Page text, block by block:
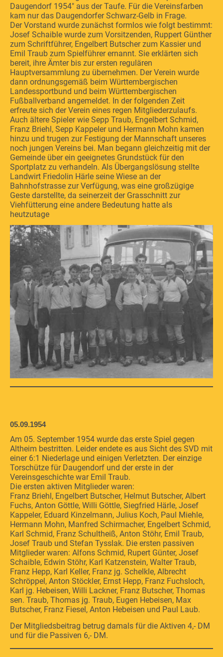
Daugendorf 1954" aus der Taufe. Für die Vereinsfarben
kam nur das Daugendorfer Schwarz-Gelb in Frage.
Der Vorstand wurde zunächst formlos wie folgt bestimmt:
Josef Schaible wurde zum Vorsitzenden, Ruppert Günther
zum Schriftführer, Engelbert Butscher zum Kassier und
Emil Traub zum Spielführer ernannt. Sie erklärten sich
bereit, ihre Ämter bis zur ersten regulären
Hauptversammlung zu übernehmen. Der Verein wurde
dann ordnungsgemäß beim Württembergischen
Landessportbund und beim Württembergischen
Fußballverband angemeldet. In der folgenden Zeit
erfreute sich der Verein eines regen Mitgliederzulaufs.
Auch ältere Spieler wie Sepp Traub, Engelbert Schmid,
Franz Briehl, Sepp Kappeler und Hermann Mohn kamen
hinzu und trugen zur Festigung der Mannschaft unseres
noch jungen Vereins bei. Man begann gleichzeitig mit der
Gemeinde über ein geeignetes Grundstück für den
Sportplatz zu verhandeln. Als Übergangslösung stellte
Landwirt Friedolin Härle seine Wiese an der
Bahnhofstrasse zur Verfügung, was eine großzügige
Geste darstellte, da seinerzeit der Grasschnitt zur
Viehfütterung eine andere Bedeutung hatte als
heutzutage
05.09.1954
Am 05. September 1954 wurde das erste Spiel gegen
Altheim bestritten. Leider endete es aus Sicht des SVD mit
einer 6:1 Niederlage und einigen Verletzten. Der einzige
Torschütze für Daugendorf und der erste in der
Vereinsgeschichte war Emil Traub.
Die ersten aktiven Mitglieder waren:
Franz Briehl, Engelbert Butscher, Helmut Butscher, Albert
Fuchs, Anton Göttle, Willi Göttle, Siegfried Härle, Josef
Kappeler, Eduard Kinzelmann, Julius Koch, Paul Miehle,
Hermann Mohn, Manfred Schirmacher, Engelbert Schmid,
Karl Schmid, Franz Schultheiß, Anton Stöhr, Emil Traub,
Josef Traub und Stefan Tysslak. Die ersten passiven
Mitglieder waren: Alfons Schmid, Rupert Günter, Josef
Schaible, Edwin Stöhr, Karl Katzenstein, Walter Traub,
Franz Hepp, Karl Keller, Franz jg. Schelkle, Albrecht
Schröppel, Anton Stöckler, Ernst Hepp, Franz Fuchsloch,
Karl jg. Hebeisen, Willi Lackner, Franz Butscher, Thomas
sen. Traub, Thomas jg. Traub, Eugen Hebeisen, Max
Butscher, Franz Fiesel, Anton Hebeisen und Paul Laub.
Der Mitgliedsbeitrag betrug damals für die Aktiven 4,- DM
und für die Passiven 6,- DM.